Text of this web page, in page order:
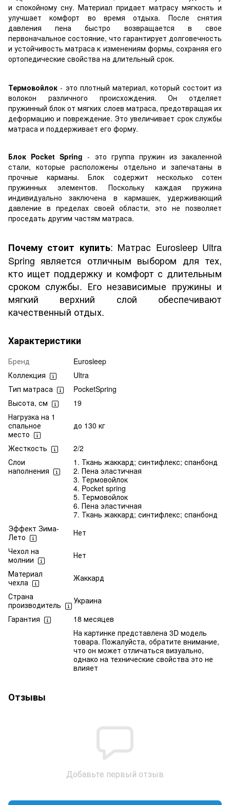
и спокойному сну. Материал придает матрасу мягкость и
улучшает комфорт во время отдыха. После снятия
давления пена быстро возвращается в свое
первоначальное состояние, что гарантирует долговечность
и устойчивость матраса к изменениям формы, сохраняя его
ортопедические свойства на длительный срок.
Термовойлок - это плотный материал, который состоит из
волокон различного происхождения. Он отделяет
пружинный блок от мягких слоев матраса, предотвращая их
деформацию и повреждение. Это увеличивает срок службы
матраса и поддерживает его форму.
Блок Pocket Spring - это группа пружин из закаленной
стали, которые расположены отдельно и запечатаны в
прочные карманы. Блок содержит несколько сотен
пружинных элементов. Поскольку каждая пружина
индивидуально заключена в кармашек, удерживающий
давление в пределах своей области, это не позволяет
проседать другим частям матраса.
Почему стоит купить: Матрас Eurosleep Ultra
Spring является отличным выбором для тех,
кто ищет поддержку и комфорт с длительным
сроком службы. Его независимые пружины и
мягкий верхний слой обеспечивают
качественный отдых.
Характеристики
Бренд
Eurosleep
Коллекция
Ultra
Тип матраса
PocketSpring
Высота, см
19
Нагрузка на 1
спальное
место
до 130 кг
Жесткость
2/2
Слои
наполнения
1. Ткань жаккард; синтифлекс; спанбонд
2. Пена эластичная
3. Термовойлок
4. Pocket spring
5. Термовойлок
6. Пена эластичная
7. Ткань жаккард; синтифлекс; спанбонд
Эффект Зима-
Лето
Нет
Чехол на
молнии
Нет
Материал
чехла
Жаккард
Страна
производитель
Украина
Гарантия
18 месяцев
На картинке представлена 3D модель
товара. Пожалуйста, обратите внимание,
что он может отличаться визуально,
однако на технические свойства это не
влияет
Отзывы
Добавьте первый отзыв